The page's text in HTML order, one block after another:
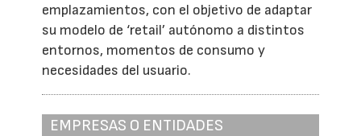
emplazamientos, con el objetivo de adaptar
su modelo de ‘retail’ autónomo a distintos
entornos, momentos de consumo y
necesidades del usuario.
EMPRESAS O ENTIDADES